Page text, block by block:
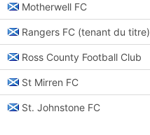
Motherwell FC
Rangers FC (tenant du titre)
Ross County Football Club
St Mirren FC
St. Johnstone FC